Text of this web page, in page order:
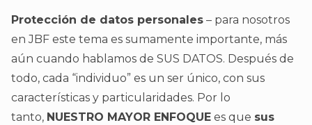
Protección de datos personales – para nosotros
en JBF este tema es sumamente importante, más
aún cuando hablamos de SUS DATOS. Después de
todo, cada “individuo” es un ser único, con sus
características y particularidades. Por lo
tanto, NUESTRO MAYOR ENFOQUE es que sus